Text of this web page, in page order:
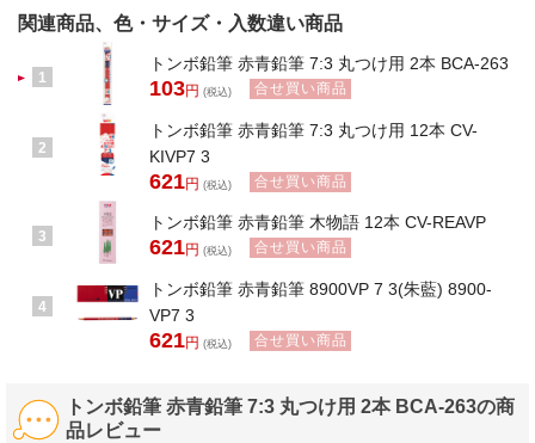
関連商品、色・サイズ・入数違い商品
1
トンボ鉛筆 赤青鉛筆 7:3 丸つけ用 2本 BCA-263
103円 (税込) 合せ買い商品
2
トンボ鉛筆 赤青鉛筆 7:3 丸つけ用 12本 CV-
KIVP7 3
621円 (税込) 合せ買い商品
3
トンボ鉛筆 赤青鉛筆 木物語 12本 CV-REAVP
621円 (税込) 合せ買い商品
4
トンボ鉛筆 赤青鉛筆 8900VP 7 3(朱藍) 8900-
VP7 3
621円 (税込) 合せ買い商品
トンボ鉛筆 赤青鉛筆 7:3 丸つけ用 2本 BCA-263の商
品レビュー